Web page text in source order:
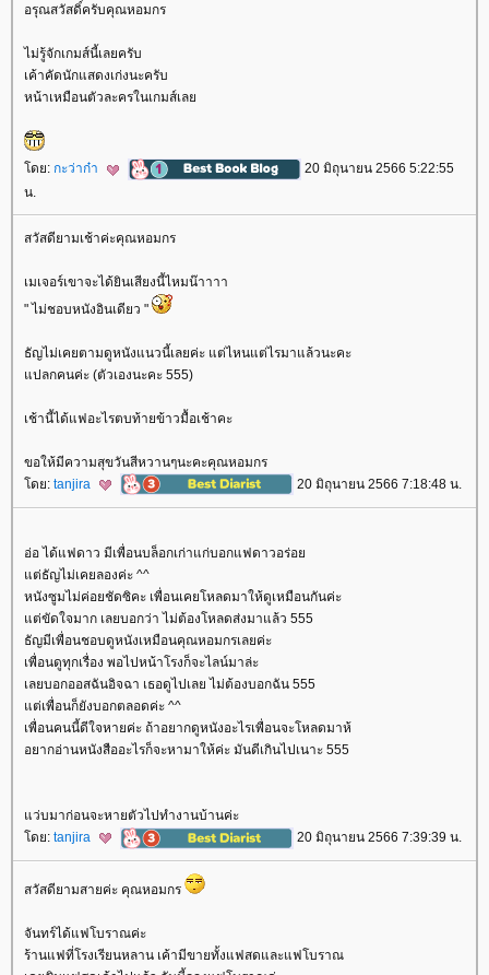
อรุณสวัสดิ์ครับคุณหอมกร
ไม่รู้จักเกมส์นี้เลยครับ
เค้าคัดนักแสดงเก่งนะครับ
หน้าเหมือนตัวละครในเกมส์เล
ดย: กะว่าก๋า
20 มิถุนายน 2566 5:22:55
น.
สวัสดียามเช้าค่ะคุณหอมกร
เมเจอร์เขาจะได้ยินเสียงนี้ไหมน๊าาาา
" ไม่ชอบหนังอินเดียว "
ธัญไม่เคยตามดูหนังแนวนี้เลยค่ะ แต่ไหนแต่ไรมาแล้วนะคะ
ปลกคนค่ะ (ตัวเองนะคะ 555)
เช้านี้ได้แฟอะไรตบท้ายข้าวมื้อเช้าคะ
ขอให้มีความสุขวันสีหวานๆนะคะคุณหอมกร
ดย: tanjira 20 มิถุนายน 2566 7:18:48 น.
อ่อ ได้แฟดาว มีเพื่อนบล็อกเก่าแก่บอกแฟดาวอร่อ
ต่ธัญไม่เคยลองค่ะ ^^
หนังซูมไม่ค่อยชัดซิคะ เพื่อนเคยโหลดมาให้ดูเหมือนกันค่ะ
ต่ขัดใจมาก เลยบอกว่า ไม่ต้องโหลดส่งมาแล้ว 555
ธัญมีเพื่อนชอบดูหนังเหมือนคุณหอมกรเลยค่ะ
เพื่อนดูทุกเรื่อง พอไปหน้าโรงก็จะไลน์มาล่ะ
เลยบอกออสฉันอิจฉา เธอดูไปเลย ไม่ต้องบอกฉัน 555
ต่เพื่อนก็ยังบอกตลอดค่ะ ^^
เพื่อนคนนี้ดีใจหายค่ะ ถ้าอยากดูหนังอะไรเพื่อนจะโหลดมาห้
อยากอ่านหนังสืออะไรก็จะหามาให้ค่ะ มันดีเกินไปเนาะ 555
ว่บมาก่อนจะหายตัวไปทำงานบ้านค่ะ
ดย: tanjira 20 มิถุนายน 2566 7:39:39 น.
สวัสดียามสายค่ะ คุณหอมกร
จันทร์ได้แฟโบราณค่ะ
ร้านแฟที่โรงเรียนหลาน เค้ามีขายทั้งแฟสดและแฟโบราณ